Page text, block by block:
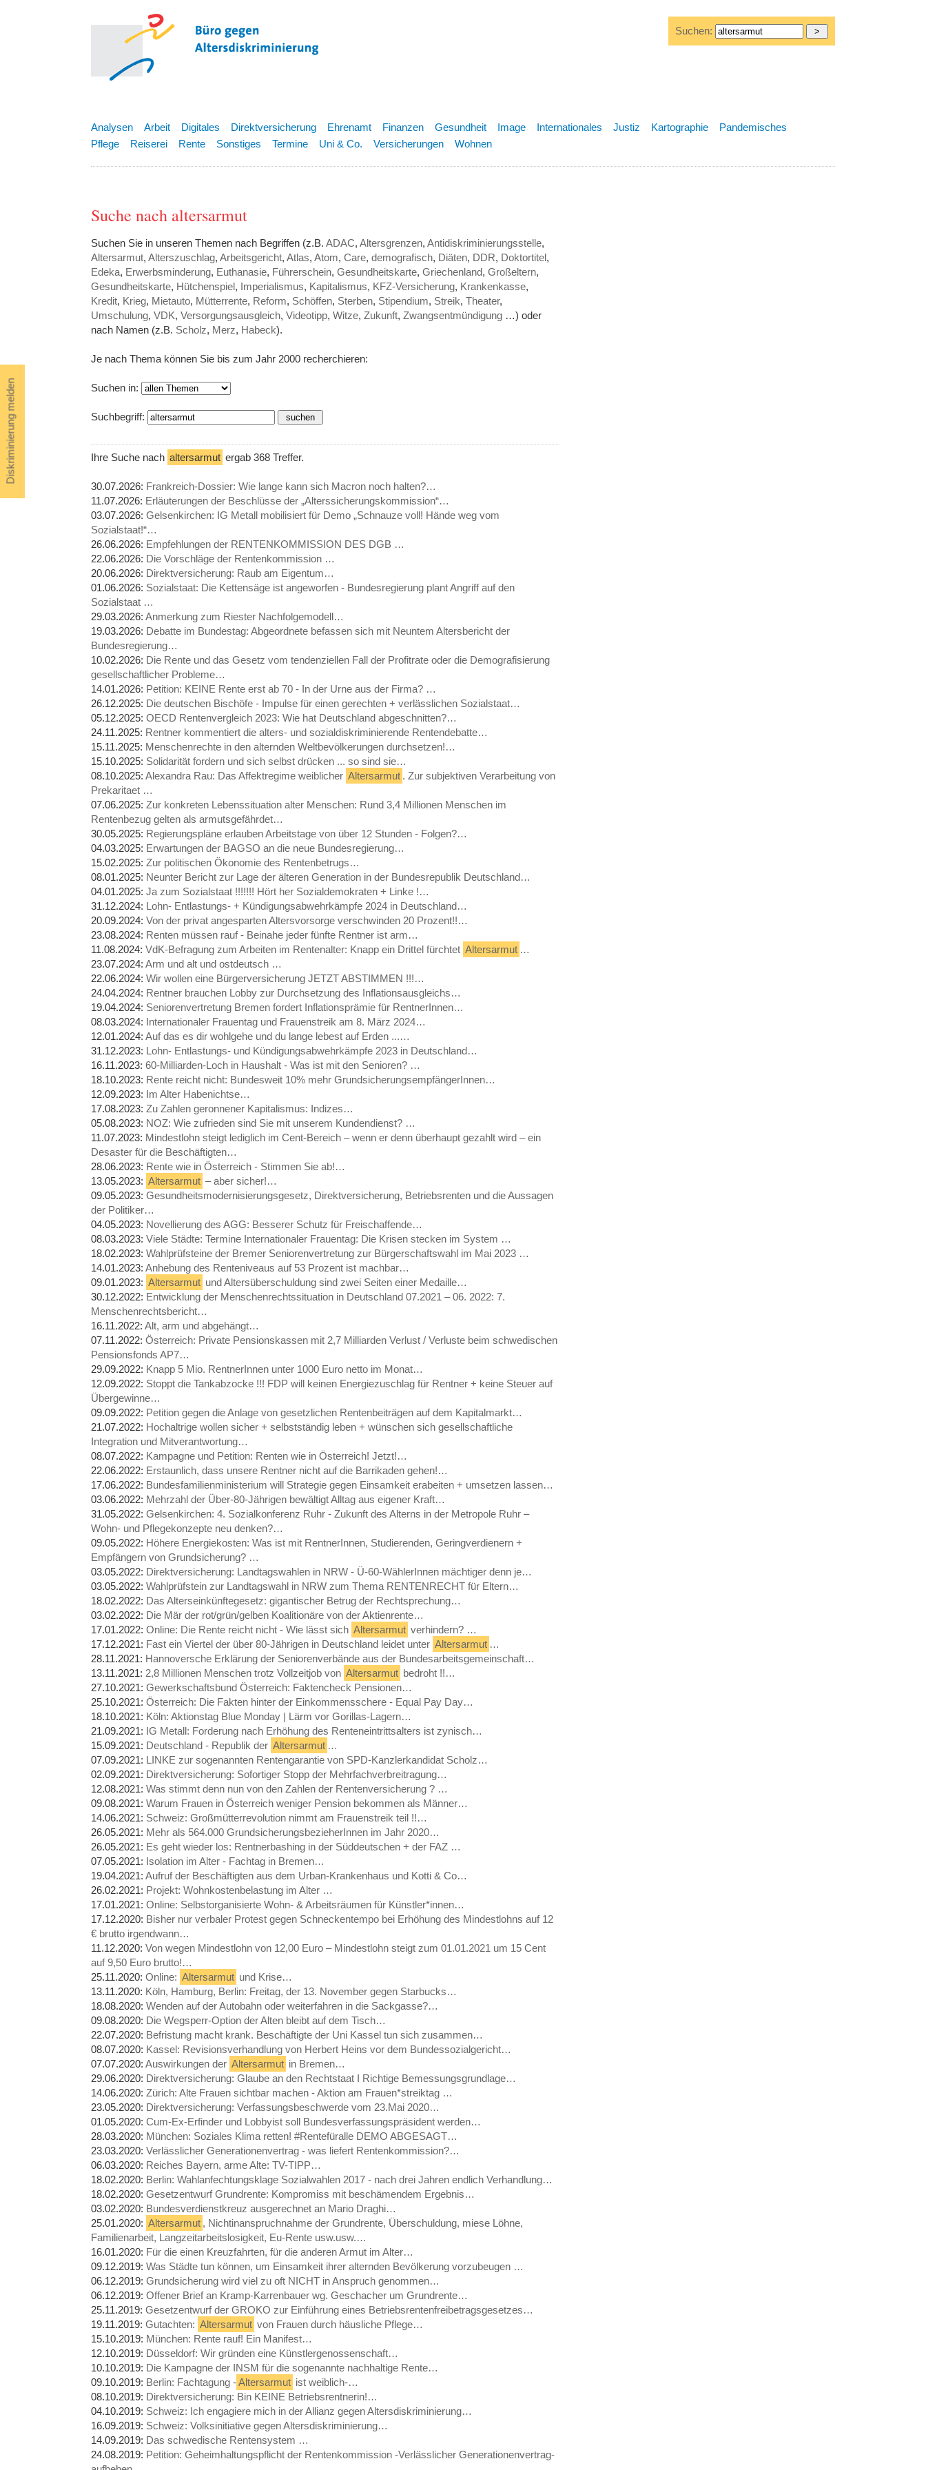
Diskriminierung melden
Suchen:
Analysen Arbeit Digitales Direktversicherung Ehrenamt Finanzen Gesundheit Image Internationales Justiz Kartographie
Pandemisches
Pflege
Reiserei Rente Sonstiges Termine Uni & Co. Versicherungen Wohnen
Suche nach altersarmut
Suchen Sie in unseren Themen nach Begriffen (z.B. ADAC, Altersgrenzen, Antidiskriminierungsstelle,
Altersarmut, Alterszuschlag, Arbeitsgericht, Atlas, Atom, Care, demografisch, Diäten, DDR, Doktortitel,
Edeka, Erwerbsminderung, Euthanasie, Führerschein, Gesundheitskarte, Griechenland, Großeltern,
Gesundheitskarte, Hütchenspiel, Imperialismus, Kapitalismus, KFZ-Versicherung, Krankenkasse,
Kredit, Krieg, Mietauto, Mütterrente, Reform, Schöffen, Sterben, Stipendium, Streik, Theater,
Umschulung, VDK, Versorgungsausgleich, Videotipp, Witze, Zukunft, Zwangsentmündigung …) oder
nach Namen (z.B. Scholz, Merz, Habeck).
Je nach Thema können Sie bis zum Jahr 2000 recherchieren:
Suchen in:
Suchbegriff:
Ihre Suche nach altersarmut ergab 368 Treffer.
30.07.2026: Frankreich-Dossier: Wie lange kann sich Macron noch halten?…
11.07.2026: Erläuterungen der Beschlüsse der „Alterssicherungskommission“…
03.07.2026: Gelsenkirchen: IG Metall mobilisiert für Demo „Schnauze voll! Hände weg vom
Sozialstaat!“…
26.06.2026: Empfehlungen der RENTENKOMMISSION DES DGB …
22.06.2026: Die Vorschläge der Rentenkommission …
20.06.2026: Direktversicherung: Raub am Eigentum…
01.06.2026: Sozialstaat: Die Kettensäge ist angeworfen - Bundesregierung plant Angriff auf den
Sozialstaat …
29.03.2026: Anmerkung zum Riester Nachfolgemodell…
19.03.2026: Debatte im Bundestag: Abgeordnete befassen sich mit Neuntem Altersbericht der
Bundesregierung…
10.02.2026: Die Rente und das Gesetz vom tendenziellen Fall der Profitrate oder die Demografisierung
gesellschaftlicher Probleme…
14.01.2026: Petition: KEINE Rente erst ab 70 - In der Urne aus der Firma? …
26.12.2025: Die deutschen Bischöfe - Impulse für einen gerechten + verlässlichen Sozialstaat…
05.12.2025: OECD Rentenvergleich 2023: Wie hat Deutschland abgeschnitten?…
24.11.2025: Rentner kommentiert die alters- und sozialdiskriminierende Rentendebatte…
15.11.2025: Menschenrechte in den alternden Weltbevölkerungen durchsetzen!…
15.10.2025: Solidarität fordern und sich selbst drücken ... so sind sie…
08.10.2025: Alexandra Rau: Das Affektregime weiblicher Altersarmut . Zur subjektiven Verarbeitung von
Prekaritaet …
07.06.2025: Zur konkreten Lebenssituation alter Menschen: Rund 3,4 Millionen Menschen im
Rentenbezug gelten als armutsgefährdet…
30.05.2025: Regierungspläne erlauben Arbeitstage von über 12 Stunden - Folgen?…
04.03.2025: Erwartungen der BAGSO an die neue Bundesregierung…
15.02.2025: Zur politischen Ökonomie des Rentenbetrugs…
08.01.2025: Neunter Bericht zur Lage der älteren Generation in der Bundesrepublik Deutschland…
04.01.2025: Ja zum Sozialstaat !!!!!!! Hört her Sozialdemokraten + Linke !…
31.12.2024: Lohn- Entlastungs- + Kündigungsabwehrkämpfe 2024 in Deutschland…
20.09.2024: Von der privat angesparten Altersvorsorge verschwinden 20 Prozent!!…
23.08.2024: Renten müssen rauf - Beinahe jeder fünfte Rentner ist arm…
11.08.2024: VdK-Befragung zum Arbeiten im Rentenalter: Knapp ein Drittel fürchtet Altersarmut …
23.07.2024: Arm und alt und ostdeutsch …
22.06.2024: Wir wollen eine Bürgerversicherung JETZT ABSTIMMEN !!!…
24.04.2024: Rentner brauchen Lobby zur Durchsetzung des Inflationsausgleichs…
19.04.2024: Seniorenvertretung Bremen fordert Inflationsprämie für RentnerInnen…
08.03.2024: Internationaler Frauentag und Frauenstreik am 8. März 2024…
12.01.2024: Auf das es dir wohlgehe und du lange lebest auf Erden ...…
31.12.2023: Lohn- Entlastungs- und Kündigungsabwehrkämpfe 2023 in Deutschland…
16.11.2023: 60-Milliarden-Loch in Haushalt - Was ist mit den Senioren? …
18.10.2023: Rente reicht nicht: Bundesweit 10% mehr GrundsicherungsempfängerInnen…
12.09.2023: Im Alter Habenichtse…
17.08.2023: Zu Zahlen geronnener Kapitalismus: Indizes…
05.08.2023: NOZ: Wie zufrieden sind Sie mit unserem Kundendienst? …
11.07.2023: Mindestlohn steigt lediglich im Cent-Bereich – wenn er denn überhaupt gezahlt wird – ein
Desaster für die Beschäftigten…
28.06.2023: Rente wie in Österreich - Stimmen Sie ab!…
13.05.2023: Altersarmut – aber sicher!…
09.05.2023: Gesundheitsmodernisierungsgesetz, Direktversicherung, Betriebsrenten und die Aussagen
der Politiker…
04.05.2023: Novellierung des AGG: Besserer Schutz für Freischaffende…
08.03.2023: Viele Städte: Termine Internationaler Frauentag: Die Krisen stecken im System …
18.02.2023: Wahlprüfsteine der Bremer Seniorenvertretung zur Bürgerschaftswahl im Mai 2023 …
14.01.2023: Anhebung des Renteniveaus auf 53 Prozent ist machbar…
09.01.2023: Altersarmut und Altersüberschuldung sind zwei Seiten einer Medaille…
30.12.2022: Entwicklung der Menschenrechtssituation in Deutschland 07.2021 – 06. 2022: 7.
Menschenrechtsbericht…
16.11.2022: Alt, arm und abgehängt…
07.11.2022: Österreich: Private Pensionskassen mit 2,7 Milliarden Verlust / Verluste beim schwedischen
Pensionsfonds AP7…
29.09.2022: Knapp 5 Mio. RentnerInnen unter 1000 Euro netto im Monat…
12.09.2022: Stoppt die Tankabzocke !!! FDP will keinen Energiezuschlag für Rentner + keine Steuer auf
Übergewinne…
09.09.2022: Petition gegen die Anlage von gesetzlichen Rentenbeiträgen auf dem Kapitalmarkt…
21.07.2022: Hochaltrige wollen sicher + selbstständig leben + wünschen sich gesellschaftliche
Integration und Mitverantwortung…
08.07.2022: Kampagne und Petition: Renten wie in Österreich! Jetzt!…
22.06.2022: Erstaunlich, dass unsere Rentner nicht auf die Barrikaden gehen!…
17.06.2022: Bundesfamilienministerium will Strategie gegen Einsamkeit erabeiten + umsetzen lassen…
03.06.2022: Mehrzahl der Über-80-Jährigen bewältigt Alltag aus eigener Kraft…
31.05.2022: Gelsenkirchen: 4. Sozialkonferenz Ruhr - Zukunft des Alterns in der Metropole Ruhr –
Wohn- und Pflegekonzepte neu denken?…
09.05.2022: Höhere Energiekosten: Was ist mit RentnerInnen, Studierenden, Geringverdienern +
Empfängern von Grundsicherung? …
03.05.2022: Direktversicherung: Landtagswahlen in NRW - Ü-60-WählerInnen mächtiger denn je…
03.05.2022: Wahlprüfstein zur Landtagswahl in NRW zum Thema RENTENRECHT für Eltern…
18.02.2022: Das Alterseinkünftegesetz: gigantischer Betrug der Rechtsprechung…
03.02.2022: Die Mär der rot/grün/gelben Koalitionäre von der Aktienrente…
17.01.2022: Online: Die Rente reicht nicht - Wie lässt sich Altersarmut verhindern? …
17.12.2021: Fast ein Viertel der über 80-Jährigen in Deutschland leidet unter Altersarmut …
28.11.2021: Hannoversche Erklärung der Seniorenverbände aus der Bundesarbeitsgemeinschaft…
13.11.2021: 2,8 Millionen Menschen trotz Vollzeitjob von Altersarmut bedroht !!…
27.10.2021: Gewerkschaftsbund Österreich: Faktencheck Pensionen…
25.10.2021: Österreich: Die Fakten hinter der Einkommensschere - Equal Pay Day…
18.10.2021: Köln: Aktionstag Blue Monday | Lärm vor Gorillas-Lagern…
21.09.2021: IG Metall: Forderung nach Erhöhung des Renteneintrittsalters ist zynisch…
15.09.2021: Deutschland - Republik der Altersarmut …
07.09.2021: LINKE zur sogenannten Rentengarantie von SPD-Kanzlerkandidat Scholz…
02.09.2021: Direktversicherung: Sofortiger Stopp der Mehrfachverbreitragung…
12.08.2021: Was stimmt denn nun von den Zahlen der Rentenversicherung ? …
09.08.2021: Warum Frauen in Österreich weniger Pension bekommen als Männer…
14.06.2021: Schweiz: Großmütterrevolution nimmt am Frauenstreik teil !!…
26.05.2021: Mehr als 564.000 GrundsicherungsbezieherInnen im Jahr 2020…
26.05.2021: Es geht wieder los: Rentnerbashing in der Süddeutschen + der FAZ …
07.05.2021: Isolation im Alter - Fachtag in Bremen…
19.04.2021: Aufruf der Beschäftigten aus dem Urban-Krankenhaus und Kotti & Co…
26.02.2021: Projekt: Wohnkostenbelastung im Alter …
17.01.2021: Online: Selbstorganisierte Wohn- & Arbeitsräumen für Künstler*innen…
17.12.2020: Bisher nur verbaler Protest gegen Schneckentempo bei Erhöhung des Mindestlohns auf 12
€ brutto irgendwann…
11.12.2020: Von wegen Mindestlohn von 12,00 Euro – Mindestlohn steigt zum 01.01.2021 um 15 Cent
auf 9,50 Euro brutto!…
25.11.2020: Online: Altersarmut und Krise…
13.11.2020: Köln, Hamburg, Berlin: Freitag, der 13. November gegen Starbucks…
18.08.2020: Wenden auf der Autobahn oder weiterfahren in die Sackgasse?…
09.08.2020: Die Wegsperr-Option der Alten bleibt auf dem Tisch…
22.07.2020: Befristung macht krank. Beschäftigte der Uni Kassel tun sich zusammen…
08.07.2020: Kassel: Revisionsverhandlung von Herbert Heins vor dem Bundessozialgericht…
07.07.2020: Auswirkungen der Altersarmut in Bremen…
29.06.2020: Direktversicherung: Glaube an den Rechtstaat I Richtige Bemessungsgrundlage…
14.06.2020: Zürich: Alte Frauen sichtbar machen - Aktion am Frauen*streiktag …
23.05.2020: Direktversicherung: Verfassungsbeschwerde vom 23.Mai 2020…
01.05.2020: Cum-Ex-Erfinder und Lobbyist soll Bundesverfassungspräsident werden…
28.03.2020: München: Soziales Klima retten! #Rentefüralle DEMO ABGESAGT…
23.03.2020: Verlässlicher Generationenvertrag - was liefert Rentenkommission?…
06.03.2020: Reiches Bayern, arme Alte: TV-TIPP…
18.02.2020: Berlin: Wahlanfechtungsklage Sozialwahlen 2017 - nach drei Jahren endlich Verhandlung…
18.02.2020: Gesetzentwurf Grundrente: Kompromiss mit beschämendem Ergebnis…
03.02.2020: Bundesverdienstkreuz ausgerechnet an Mario Draghi…
25.01.2020: Altersarmut , Nichtinanspruchnahme der Grundrente, Überschuldung, miese Löhne,
Familienarbeit, Langzeitarbeitslosigkeit, Eu-Rente usw.usw.…
16.01.2020: Für die einen Kreuzfahrten, für die anderen Armut im Alter…
09.12.2019: Was Städte tun können, um Einsamkeit ihrer alternden Bevölkerung vorzubeugen …
06.12.2019: Grundsicherung wird viel zu oft NICHT in Anspruch genommen…
06.12.2019: Offener Brief an Kramp-Karrenbauer wg. Geschacher um Grundrente…
25.11.2019: Gesetzentwurf der GROKO zur Einführung eines Betriebsrentenfreibetragsgesetzes…
19.11.2019: Gutachten: Altersarmut von Frauen durch häusliche Pflege…
15.10.2019: München: Rente rauf! Ein Manifest…
12.10.2019: Düsseldorf: Wir gründen eine Künstlergenossenschaft…
10.10.2019: Die Kampagne der INSM für die sogenannte nachhaltige Rente…
09.10.2019: Berlin: Fachtagung -Altersarmut ist weiblich-…
08.10.2019: Direktversicherung: Bin KEINE Betriebsrentnerin!…
04.10.2019: Schweiz: Ich engagiere mich in der Allianz gegen Altersdiskriminierung…
16.09.2019: Schweiz: Volksinitiative gegen Altersdiskriminierung…
14.09.2019: Das schwedische Rentensystem …
24.08.2019: Petition: Geheimhaltungspflicht der Rentenkommission -Verlässlicher Generationenvertrag-